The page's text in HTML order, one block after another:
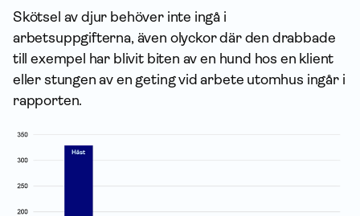
Skötsel av djur behöver inte ingå i
arbetsuppgifterna, även olyckor där den drabbade
till exempel har blivit biten av en hund hos en klient
eller stungen av en geting vid arbete utomhus ingår i
rapporten.